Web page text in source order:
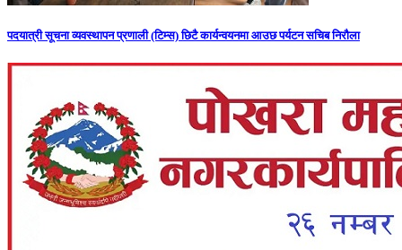
पदयात्री सूचना व्यवस्थापन प्रणाली (टिम्स) छिटै कार्यन्वयनमा आउछ पर्यटन सचिब निरौला